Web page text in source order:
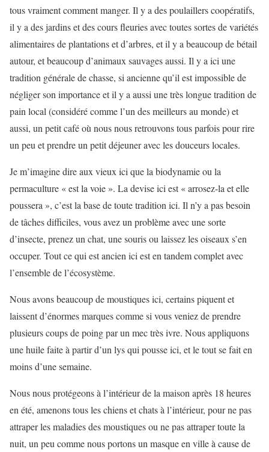
tous vraiment comment manger. Il y a des poulaillers coopératifs,
il y a des jardins et des cours fleuries avec toutes sortes de variétés
alimentaires de plantations et d’arbres, et il y a beaucoup de bétail
autour, et beaucoup d’animaux sauvages aussi. Il y a ici une
tradition générale de chasse, si ancienne qu’il est impossible de
négliger son importance et il y a aussi une très longue tradition de
pain local (considéré comme l’un des meilleurs au monde) et
aussi, un petit café où nous nous retrouvons tous parfois pour rire
un peu et prendre un petit déjeuner avec les douceurs locales.
Je m’imagine dire aux vieux ici que la biodynamie ou la
permaculture « est la voie ». La devise ici est « arrosez-la et elle
poussera », c’est la base de toute tradition ici. Il n’y a pas besoin
de tâches difficiles, vous avez un problème avec une sorte
d’insecte, prenez un chat, une souris ou laissez les oiseaux s’en
occuper. Tout ce qui est ancien ici est en tandem complet avec
l’ensemble de l’écosystème.
Nous avons beaucoup de moustiques ici, certains piquent et
laissent d’énormes marques comme si vous veniez de prendre
plusieurs coups de poing par un mec très ivre. Nous appliquons
une huile faite à partir d’un lys qui pousse ici, et le tout se fait en
moins d’une semaine.
Nous nous protégeons à l’intérieur de la maison après 18 heures
en été, amenons tous les chiens et chats à l’intérieur, pour ne pas
attraper les maladies des moustiques ou ne pas attraper toute la
nuit, un peu comme nous portons un masque en ville à cause de